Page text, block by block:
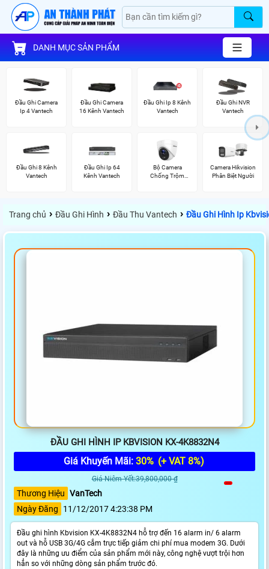
DANH MỤC SẢN PHẨM
Đầu Ghi Camera
Ip 4 Vantech
Đầu Ghi Camera
16 Kênh Vantech
Đầu Ghi Ip 8 Kênh
Vantech
Đầu Ghi NVR
Vantech
Đầu Ghi 8 Kênh
Vantech
Đầu Ghi Ip 64
Kênh Vantech
Bộ Camera
Chống Trộm
Camera Hikvision
Phân Biệt Người
Trang chủ › Đầu Ghi Hình › Đầu Thu Vantech › Đầu Ghi Hình Ip
ĐẦU GHI HÌNH IP KBVISION KX-4K8832N4
Giá Khuyến Mãi: 30% (+ VAT 8%)
Giá Niêm Yết:39,800,000 ₫
Thương Hiệu VanTech
Ngày Đăng
11/12/2017 4:23:38 PM
Đầu ghi hình Kbvision KX-4K8832N4 hỗ trợ đến 16 alarm in/ 6 alarm
out và hỗ USB 3G/4G cắm trực tiếp giảm chi phí mua modem 3G. Dưới
đây là những ưu điểm của sản phẩm mới này, công nghệ vượt trội hơn
hẳn so với những dòng sản phẩm trước đó.